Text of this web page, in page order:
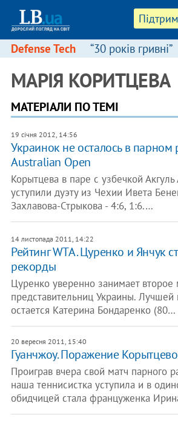
Defense Tech “30 років гривні”
МАРІЯ КОРИТЦЕВА
МАТЕРІАЛИ ПО ТЕМІ
19 січня 2012, 14:56
Украинок не осталось в парном
Australian Open
Корытцева в паре с узбечкой
уступили дуэту из Чехии Ивета
Захлавова-Стрыкова - 4:6, 1:6.…
14 листопада 2011, 14:22
Рейтинг WTA. Цуренко и Янчук
рекорды
Цуренко уверенно занимает второе
представительниц Украины.
остается Катерина Бондаренко (80…
20 вересня 2011, 15:40
Гуанчжоу. Поражение
Проиграв вчера свой матч парного
наша теннисистка уступила и в
обидчицей стала француженка